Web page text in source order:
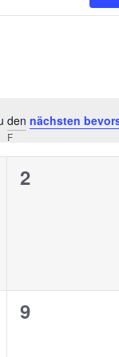
den nächsten
F
0
2
0
9